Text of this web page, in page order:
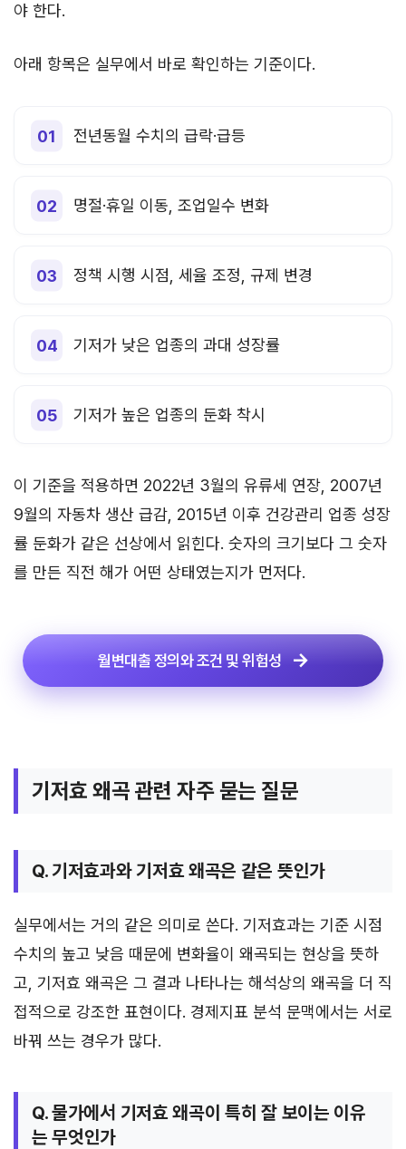
야 한다.
아래 항목은 실무에서 바로 확인하는 기준이다.
전년동월 수치의 급락·급등
명절·휴일 이동, 조업일수 변화
정책 시행 시점, 세율 조정, 규제 변경
기저가 낮은 업종의 과대 성장률
기저가 높은 업종의 둔화 착시
이 기준을 적용하면 2022년 3월의 유류세 연장, 2007년
9월의 자동차 생산 급감, 2015년 이후 건강관리 업종 성장
률 둔화가 같은 선상에서 읽힌다. 숫자의 크기보다 그 숫자
를 만든 직전 해가 어떤 상태였는지가 먼저다.
월변대출 정의와 조건 및 위험성
기저효 왜곡 관련 자주 묻는 질문
Q. 기저효과와 기저효 왜곡은 같은 뜻인가
실무에서는 거의 같은 의미로 쓴다. 기저효과는 기준 시점
수치의 높고 낮음 때문에 변화율이 왜곡되는 현상을 뜻하
고, 기저효 왜곡은 그 결과 나타나는 해석상의 왜곡을 더 직
접적으로 강조한 표현이다. 경제지표 분석 문맥에서는 서로
바꿔 쓰는 경우가 많다.
Q. 물가에서 기저효 왜곡이 특히 잘 보이는 이유
는 무엇인가